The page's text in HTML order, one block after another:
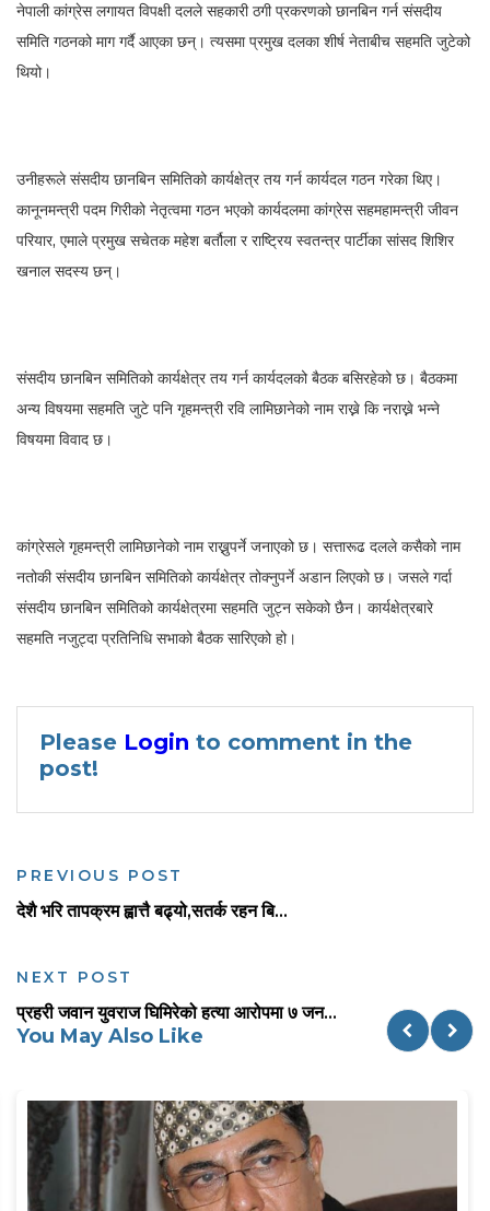
नेपाली कांग्रेस लगायत विपक्षी दलले सहकारी ठगी प्रकरणको छानबिन गर्न संसदीय
समिति गठनको माग गर्दै आएका छन्। त्यसमा प्रमुख दलका शीर्ष नेताबीच सहमति जुटेको
थियो।
उनीहरूले संसदीय छानबिन समितिको कार्यक्षेत्र तय गर्न कार्यदल गठन गरेका थिए।
कानूनमन्त्री पदम गिरीको नेतृत्वमा गठन भएको कार्यदलमा कांग्रेस सहमहामन्त्री जीवन
परियार, एमाले प्रमुख सचेतक महेश बर्तौला र राष्ट्रिय स्वतन्त्र पार्टीका सांसद शिशिर
खनाल सदस्य छन्।
संसदीय छानबिन समितिको कार्यक्षेत्र तय गर्न कार्यदलको बैठक बसिरहेको छ। बैठकमा
अन्य विषयमा सहमति जुटे पनि गृहमन्त्री रवि लामिछानेको नाम राख्ने कि नराख्ने भन्ने
विषयमा विवाद छ।
कांग्रेसले गृहमन्त्री लामिछानेको नाम राख्नुपर्ने जनाएको छ। सत्तारूढ दलले कसैको नाम
नतोकी संसदीय छानबिन समितिको कार्यक्षेत्र तोक्नुपर्ने अडान लिएको छ। जसले गर्दा
संसदीय छानबिन समितिको कार्यक्षेत्रमा सहमति जुट्न सकेको छैन। कार्यक्षेत्रबारे
सहमति नजुट्दा प्रतिनिधि सभाको बैठक सारिएको हो।
Please Login to comment in the
post!
PREVIOUS POST
देशै भरि तापक्रम ह्वात्तै बढ्यो,सतर्क रहन बि...
NEXT POST
प्रहरी जवान युवराज घिमिरेको हत्या आरोपमा ७ जन...
You May Also Like